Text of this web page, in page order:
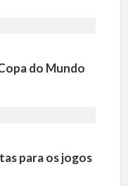
do Mundo
para os jogos